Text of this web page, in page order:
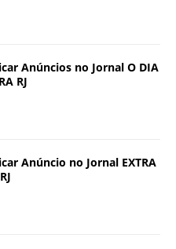
Anúncios no Jornal O DIA
RJ
Anúncio no Jornal EXTRA